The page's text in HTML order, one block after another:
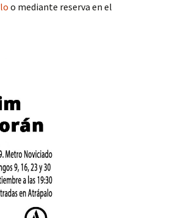
o mediante reserva en el